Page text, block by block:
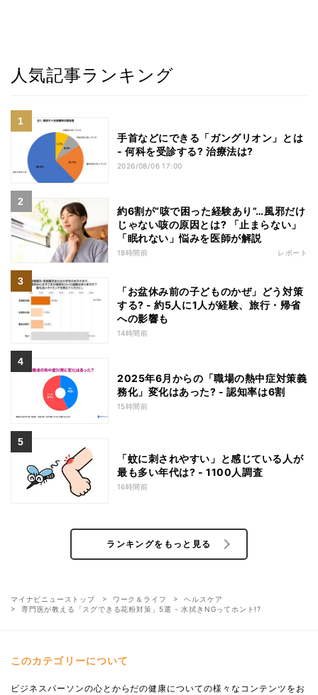
人気記事ランキング
手首などにできる「ガングリオン」とは
- 何科を受診する? 治療法は?
2026/08/06 17:00
約6割が“咳で困った経験あり”…風邪だけ
じゃない咳の原因とは? 「止まらない」
「眠れない」悩みを医師が解説
18時間前 レポート
「お盆休み前の子どものかぜ」どう対策
する? - 約5人に1人が経験、旅行・帰省
への影響も
14時間前
2025年6月からの「職場の熱中症対策義
務化」変化はあった? - 認知率は6割
15時間前
「蚊に刺されやすい」と感じている人が
最も多い年代は? - 1100人調査
16時間前
ランキングをもっと見る
マイナビニューストップ ワーク＆ライフ
ヘルスケア
専門医が教える「スグできる花粉対策」5選 - 水拭きNGってホント!?
このカテゴリーについて
ビジネスパーソンの心とからだの健康についての様々なコンテンツをお